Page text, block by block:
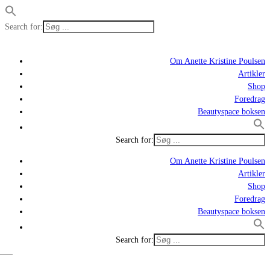
Search for:
Om Anette Kristine Poulsen
Artikler
Shop
Foredrag
Beautyspace boksen
Search for:
Om Anette Kristine Poulsen
Artikler
Shop
Foredrag
Beautyspace boksen
Search for: